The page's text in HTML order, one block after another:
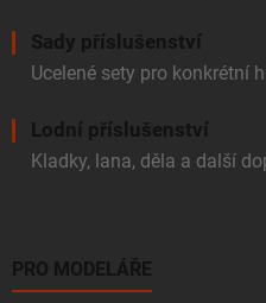
Sady příslušenství
Ucelené sety pro konkrétní
Lodní příslušenství
Kladky, lana, děla a další
PRO MODELÁŘE